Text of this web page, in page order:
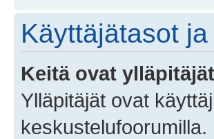
Käyttäjätasot
Keitä ovat
Ylläpitäjät ovat